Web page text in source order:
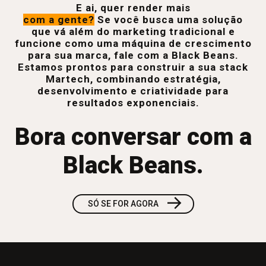
E ai, quer render mais
com a gente? Se você busca uma solução
que vá além do marketing tradicional e
funcione como uma máquina de crescimento
para sua marca, fale com a Black Beans.
Estamos prontos para construir a sua stack
Martech, combinando estratégia,
desenvolvimento e criatividade para
resultados exponenciais.
Bora conversar com a
Black Beans.
SÓ SE FOR AGORA →